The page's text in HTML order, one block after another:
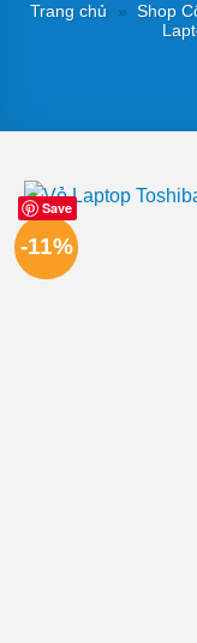
Trang chủ » Shop
Save
-11%